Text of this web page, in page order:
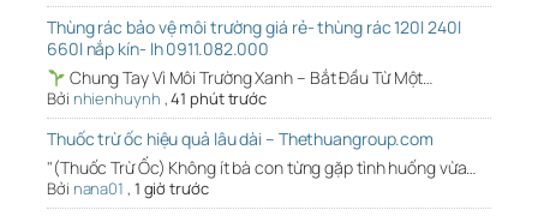
Thùng rác bảo vệ môi trường giá rẻ- thùng rác 120l 240l
660l nắp kín- lh 0911.082.000
Chung Tay Vì Môi Trường Xanh – Bắt Đầu Từ Một…
Bởi nhienhuynh ,41 phút trước
Thuốc trừ ốc hiệu quả lâu dài – Thethuangroup.com
"(Thuốc Trừ Ốc) Không ít bà con từng gặp tình huống vừa…
Bởi nana01 , 1 giờ trước